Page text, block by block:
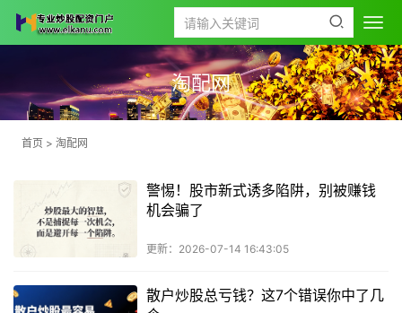
淘配网
首页 > 淘配网
警惕！股市新式诱多陷阱，别被赚钱
机会骗了
更新：2026-07-14 16:43:05
散户炒股总亏钱？这7个错误你中了几